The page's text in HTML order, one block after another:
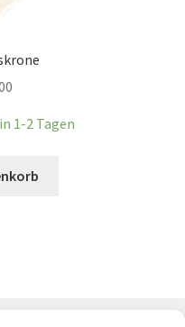
1-2 Tagen